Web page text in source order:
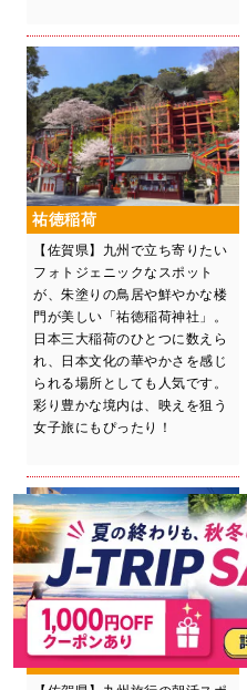
祐徳稲荷
【佐賀県】九州で立ち寄りたい
フォトジェニックなスポット
が、朱塗りの鳥居や鮮やかな楼
門が美しい「祐徳稲荷神社」。
日本三大稲荷のひとつに数えら
れ、日本文化の華やかさを感じ
られる場所としても人気です。
彩り豊かな境内は、映えを狙う
女子旅にもぴったり！
呼子の朝市